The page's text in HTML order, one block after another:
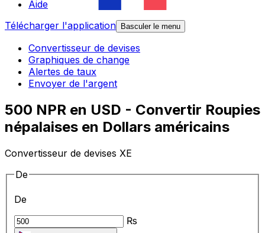
Aide
Télécharger l'application
Basculer le menu
Convertisseur de devises
Graphiques de change
Alertes de taux
Envoyer de l'argent
500 NPR en USD - Convertir Roupies
népalaises en Dollars américains
Convertisseur de devises XE
De
De
₨